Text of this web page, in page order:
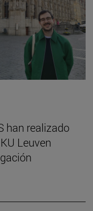
han realizado
Leuven